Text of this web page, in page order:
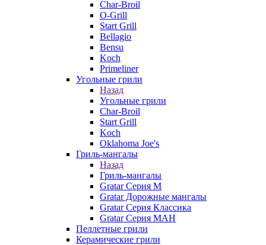
Char-Broil
O-Grill
Start Grill
Bellagio
Bensu
Koch
Primeliner
Угольные грили
Назад
Угольные грили
Char-Broil
Start Grill
Koch
Oklahoma Joe's
Гриль-мангалы
Назад
Гриль-мангалы
Gratar Серия M
Gratar Дорожные мангалы
Gratar Серия Классика
Gratar Серия МАН
Пеллетные грили
Керамические грили